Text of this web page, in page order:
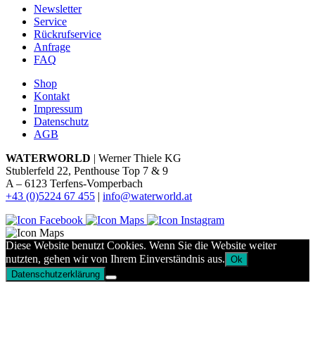
Newsletter
Service
Rückrufservice
Anfrage
FAQ
Shop
Kontakt
Impressum
Datenschutz
AGB
WATERWORLD | Werner Thiele KG
Stublerfeld 22, Penthouse Top 7 & 9
A – 6123 Terfens-Vomperbach
+43 (0)5224 67 455 | info@waterworld.at
Diese Website benutzt Cookies. Wenn Sie die Website weiter
nutzten, gehen wir von Ihrem Einverständnis aus. Ok
Datenschutzerklärung